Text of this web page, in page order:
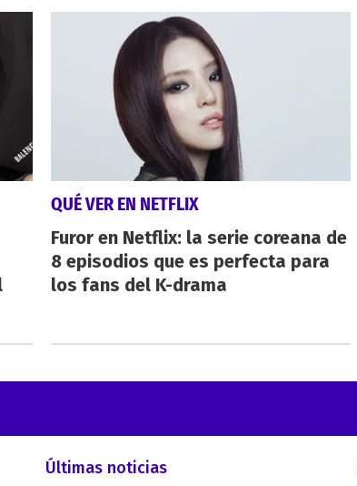
QUÉ VER EN NETFLIX
Furor en Netflix: la serie coreana de
8 episodios que es perfecta para
los fans del K-drama
Últimas noticias